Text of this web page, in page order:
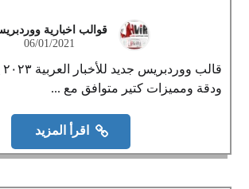
قوالب اخبارية
06/01/2021
ودقة ومميزات كتير متوافق مع ...
اقرأ المزيد